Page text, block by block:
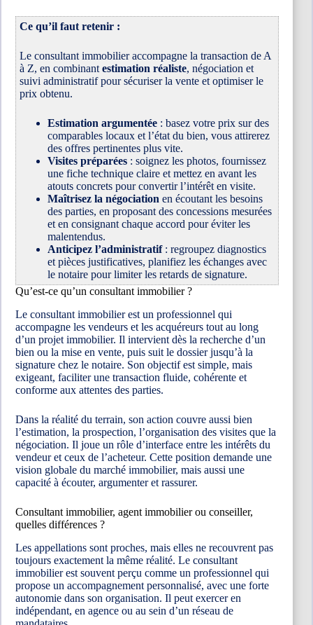
Ce qu’il faut retenir :
Le consultant immobilier accompagne la transaction de A
à Z, en combinant estimation réaliste, négociation et
suivi administratif pour sécuriser la vente et optimiser le
prix obtenu.
Estimation argumentée : basez votre prix sur des
comparables locaux et l’état du bien, vous attirerez
des offres pertinentes plus vite.
Visites préparées : soignez les photos, fournissez
une fiche technique claire et mettez en avant les
atouts concrets pour convertir l’intérêt en visite.
Maîtrisez la négociation en écoutant les besoins
des parties, en proposant des concessions mesurées
et en consignant chaque accord pour éviter les
malentendus.
Anticipez l’administratif: regroupez diagnostics
et pièces justificatives, planifiez les échanges avec
le notaire pour limiter les retards de signature.
Qu’est-ce qu’un consultant immobilier ?
Le consultant immobilier est un professionnel qui
accompagne les vendeurs et les acquéreurs tout au long
d’un projet immobilier. Il intervient dès la recherche d’un
bien ou la mise en vente, puis suit le dossier jusqu’à la
signature chez le notaire. Son objectif est simple, mais
exigeant, faciliter une transaction fluide, cohérente et
conforme aux attentes des parties.
Dans la réalité du terrain, son action couvre aussi bien
l’estimation, la prospection, l’organisation des visites que la
négociation. Il joue un rôle d’interface entre les intérêts du
vendeur et ceux de l’acheteur. Cette position demande une
vision globale du marché immobilier, mais aussi une
capacité à écouter, argumenter et rassurer.
Consultant immobilier, agent immobilier ou conseiller,
quelles différences ?
Les appellations sont proches, mais elles ne recouvrent pas
toujours exactement la même réalité. Le consultant
immobilier est souvent perçu comme un professionnel qui
propose un accompagnement personnalisé, avec une forte
autonomie dans son organisation. Il peut exercer en
indépendant, en agence ou au sein d’un réseau de